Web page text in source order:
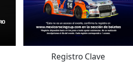
Registro Clave